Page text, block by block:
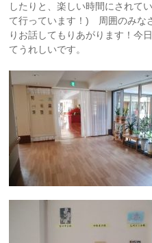
したりと、楽しい時間にされて
て行っています！) 周囲のみな
りお話してもりあがります！今
てうれしいです。